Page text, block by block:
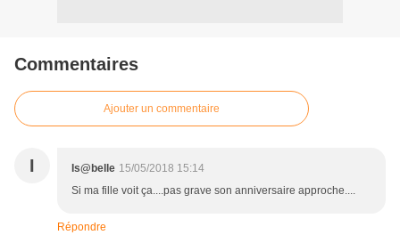
Commentaires
Ajouter un commentaire
I Is@belle 15/05/2018 15:14
Si ma fille voit ça....pas grave son anniversaire approche....
Répondre